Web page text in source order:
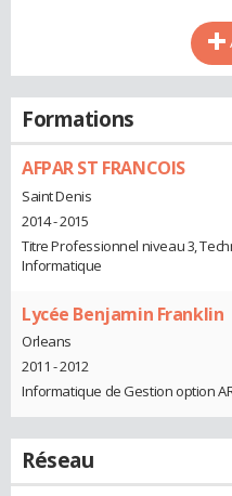
Formations
AFPAR ST FRANCOIS
Saint Denis
2014 - 2015
Titre Professionnel niveau 3,
Informatique
Lycée Benjamin Franklin
Orleans
2011 - 2012
Informatique de Gestion option
Réseau